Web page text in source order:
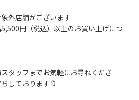
外店舗がございます
円（税込）以上のお買い上げにつ
タッフまでお気軽にお尋ねくださ
しております🔖